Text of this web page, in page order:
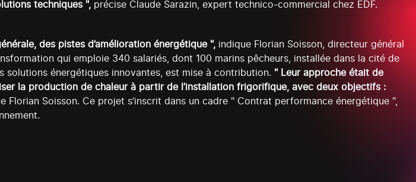
techniques ", précise Claude Sarazin, expert technico-commercial chez EDF.
des pistes d’amélioration énergétique ", indique Florian Soisson, directeur général
qui emploie 340 salariés, dont 100 marins pêcheurs, installée dans la cité de
solutions énergétiques innovantes, est mise à contribution. " Leur approche était de
la production de chaleur à partir de l’installation frigorifique, avec deux objectifs :
Florian Soisson. Ce projet s’inscrit dans un cadre " Contrat performance énergétique ",